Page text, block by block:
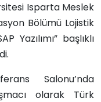
Isparta Meslek
Bölümü Lojistik
Yazılımı” başlıklı
Salonu’nda
olarak Türk